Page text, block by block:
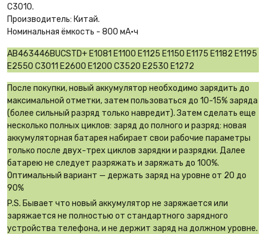
C3010.
Производитель: Китай.
Номинальная ёмкость - 800 мА·ч
AB463446BUCSTD+ E1081 E1100 E1125 E1150 E1175 E1182 E1195
E2550 C3011 E2600 E1200 C3520 E2530 E1272
После покупки, новый аккумулятор необходимо зарядить до
максимальной отметки, затем пользоваться до 10-15% заряда
(более сильный разряд только навредит). Затем сделать еще
несколько полных циклов: заряд до полного и разряд: новая
аккумуляторная батарея набирает свои рабочие параметры
только после двух-трех циклов зарядки и разрядки. Далее
батарею не следует разряжать и заряжать до 100%.
Оптимальный вариант — держать заряд на уровне от 20 до
90%
P.S. Бывает что новый аккумулятор не заряжается или
заряжается не полностью от стандартного зарядного
устройства телефона, и не держит заряд на должном уровне.